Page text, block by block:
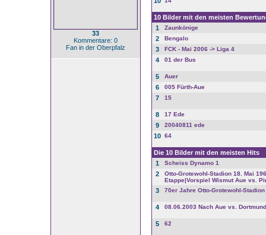
33
Kommentare: 0
Fan in der Oberpfalz
10 Bilder mit den meisten
1
Zaunkönige
2 Bengalo
3 FCK - Mai 2006 -> Liga 4
4 01 der Bus
5 Auer
6 005 Fürth-Aue
7 15
8 17 Ede
9 20040811 ede
10 64
Die 10 Bilder mit den meisten Hits
1
Scheiss Dynamo 1
2
Otto-Grotewohl-Stadion 18. Mai
Etappe|Vorspiel Wismut Aue vs.
3 70er Jahre Otto-Grotewohl-Stadion
4 08.06.2003 Nach Aue vs.
5 62